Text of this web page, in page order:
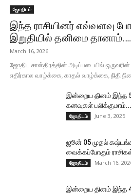
ஜோதிடம்
இந்த ராசியினர் எவ்வளவு
இறுதியில் தனிமை
March 16, 2026
ஜோதிட சாஸ்திரத்தின் அடிப்படையில் ஒருவரின்
எதிர்கால வாழ்க்கை, காதல் வாழ்க்கை, நிதி
இன்றைய தினம் இந்த 5
கனவுகள்
ஜோதிடம் June 3, 2025
ஜூன் 05 முதல்
வைக்கப்போகும்
ஜோதிடம் March 16,
இன்றைய தினம் இந்த 4